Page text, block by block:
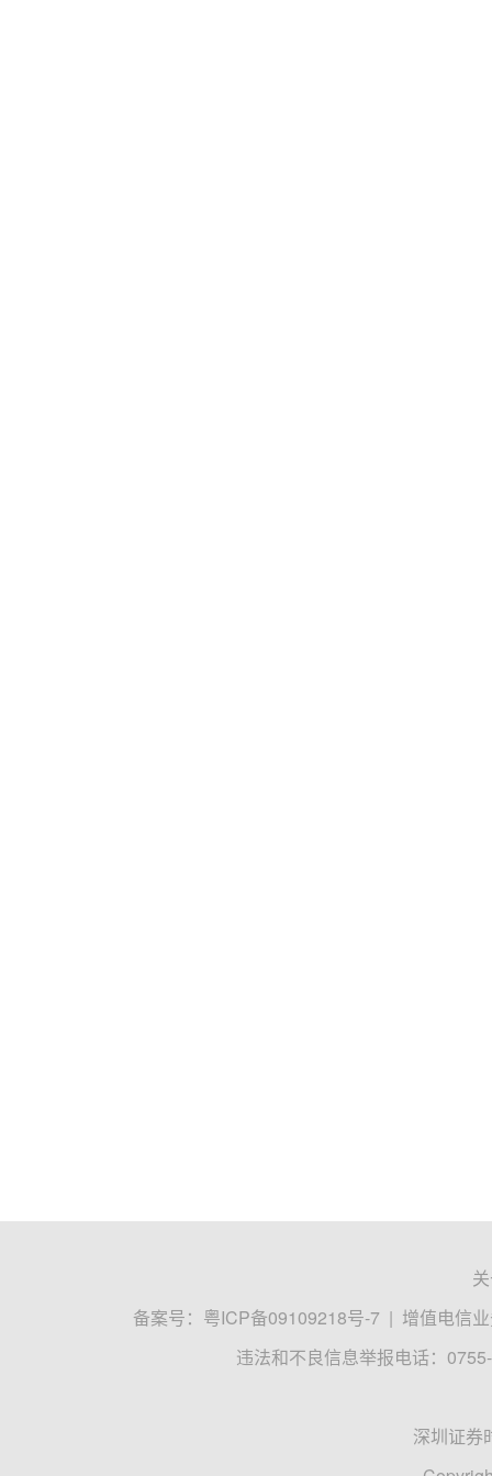
备案号： 粤ICP备09109218号-7 | 增值电信
违法和不良信息举报电话：
深圳证券